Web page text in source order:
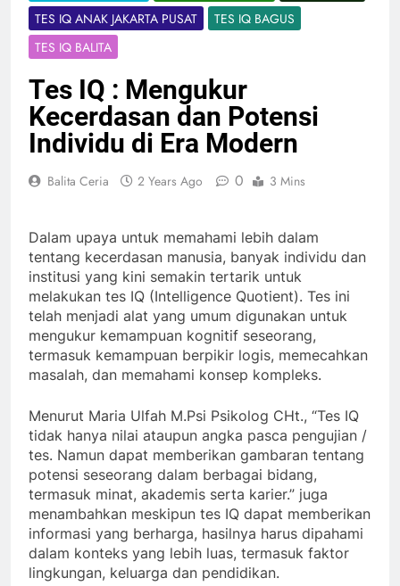
TES IQ ANAK JAKARTA PUSAT
TES IQ BAGUS
TES IQ BALITA
Tes IQ : Mengukur
Kecerdasan dan Potensi
Individu di Era Modern
Balita Ceria 2 Years Ago 0 3 Mins
Dalam upaya untuk memahami lebih dalam
tentang kecerdasan manusia, banyak individu dan
institusi yang kini semakin tertarik untuk
melakukan tes IQ (Intelligence Quotient). Tes ini
telah menjadi alat yang umum digunakan untuk
mengukur kemampuan kognitif seseorang,
termasuk kemampuan berpikir logis, memecahkan
masalah, dan memahami konsep kompleks.
Menurut Maria Ulfah M.Psi Psikolog CHt., “Tes IQ
tidak hanya nilai ataupun angka pasca pengujian /
tes. Namun dapat memberikan gambaran tentang
potensi seseorang dalam berbagai bidang,
termasuk minat, akademis serta karier.” juga
menambahkan meskipun tes IQ dapat memberikan
informasi yang berharga, hasilnya harus dipahami
dalam konteks yang lebih luas, termasuk faktor
lingkungan, keluarga dan pendidikan.